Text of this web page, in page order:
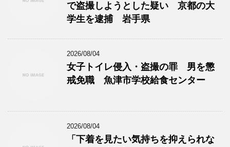
で盗撮しようとした疑い 京都の大
学生を逮捕 岩手県
2026/08/04
女子トイレ侵入・盗撮の罪 男を懲
戒免職 魚津市学校給食センター
2026/08/04
「下着を見たい気持ちを抑えられな